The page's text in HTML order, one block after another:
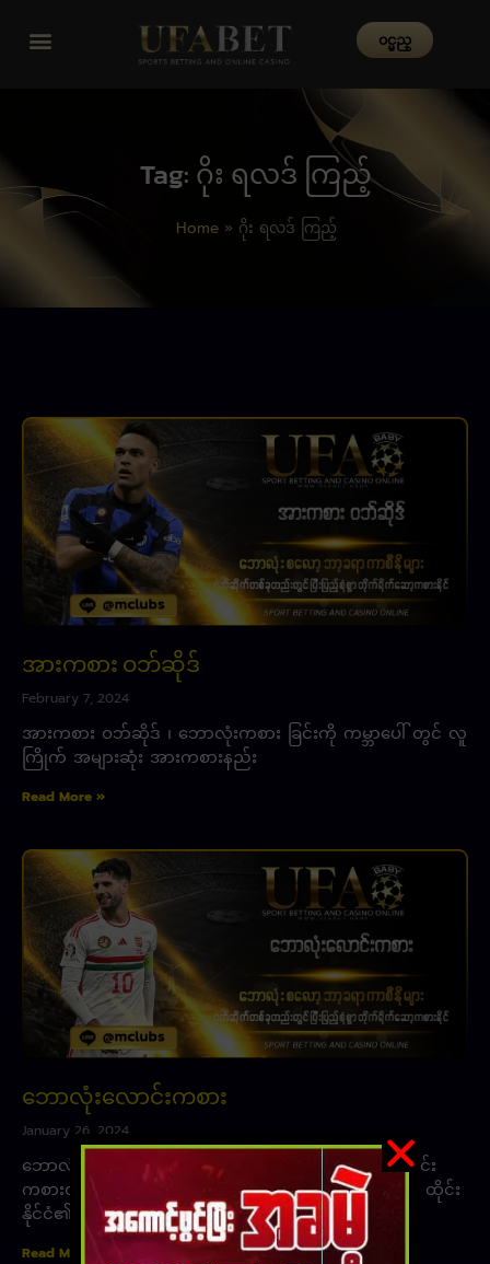
၀င္မည္
Tag: ဂိုး ရလဒ် ကြည့်
Home» ဂိုး ရလဒ် ကြည့်
အားကစား ဝဘ်ဆိုဒ်
February 7, 2024
အားကစား ဝဘ်ဆိုဒ် ၊ ဘောလုံးကစား ခြင်းကို ကမ္ဘာပေါ် တွင် လူ
ကြိုက် အများဆုံး အားကစားနည်း
Read More »
ဘောလုံးလောင်းကစား
January 26, 2024
ဘောလုံးလောင်းကစား ၊ UFABET အွန်လိုင်းဘောလုံးလောင်း
ကစားဝက်ဘ်ဆိုက်မှ အေးဂျင့်မဟုတ်ပဲ တရားဝင်လိုင်စင်ရ ထိုင်း
နိုင်ငံ၏ အကောင်းဆုံး ကမ္ဘာ့စံချိန်စံညွှန်းများနှင့်
Read More »